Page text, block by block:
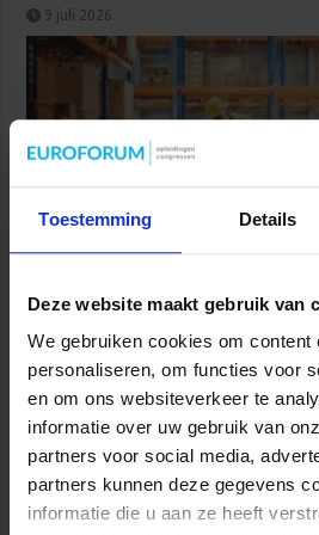
Toestemming Details
Deze website maakt gebruik van
We gebruiken cookies om content
personaliseren, om functies voor
en om ons websiteverkeer te
informatie over uw gebruik van
partners voor social media,
partners kunnen deze gegevens
informatie die u aan ze heeft
9 juli 2026
Wijziging Arbobesluit voor
arbeidsongevallen
8 juli 2026